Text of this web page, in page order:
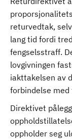
returvedtak,
lang tid fordi
fengselsstraff.
lovgivningen
iakttakelsen av
forbindelse
Direktivet
oppholder seg